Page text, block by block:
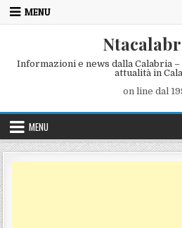
Skip to content
MENU
Informazioni e news dalla Calabria
attualità in
on line dal
MENU